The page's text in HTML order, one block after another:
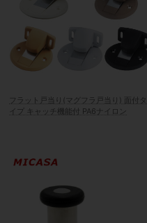
フラット戸当り(マグフラ戸当り) 面付タ
イプ キャッチ機能付 PA6ナイロン